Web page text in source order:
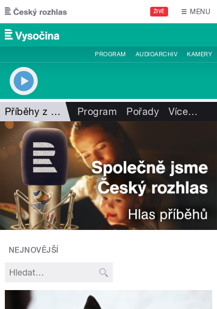
Přejít k hlavnímu obsahu
ŽIVĚ MENU
PROGRAM AUDIOARCHIV KAMERY
Příběhy z Vysočiny Program Pořady Více…
NEJNOVĚJŠÍ